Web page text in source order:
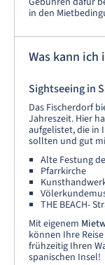
in den
Was kann ich
Sightseeing in
Das Fischerdorf
Jahreszeit. Hier
aufgelistet, die in
sollten und gut
Alte Festung
Pfarrkirche
THE BEACH-
Mit eigenem
können Ihre
frühzeitig Ihren
spanischen Insel!